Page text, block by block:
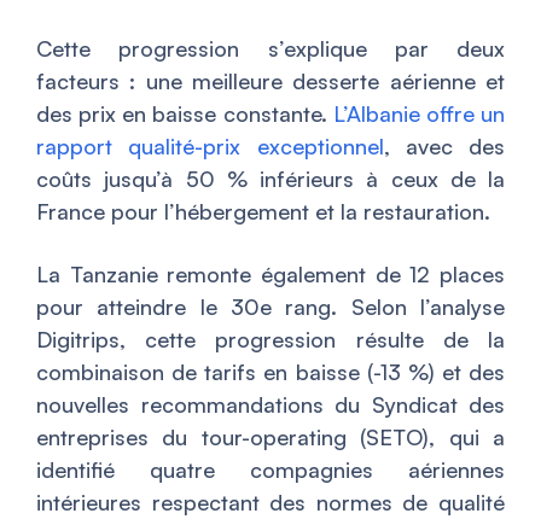
Cette progression s’explique par deux
facteurs : une meilleure desserte aérienne et
des prix en baisse constante. L’Albanie offre un
rapport qualité-prix exceptionnel, avec des
coûts jusqu’à 50 % inférieurs à ceux de la
France pour l’hébergement et la restauration.
La Tanzanie remonte également de 12 places
pour atteindre le 30e rang. Selon l’analyse
Digitrips, cette progression résulte de la
combinaison de tarifs en baisse (-13 %) et des
nouvelles recommandations du Syndicat des
entreprises du tour-operating (SETO), qui a
identifié quatre compagnies aériennes
intérieures respectant des normes de qualité